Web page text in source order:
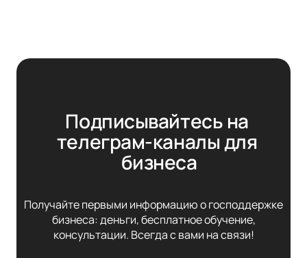
Подписывайтесь на
телеграм-каналы для
бизнеса
Получайте первыми информацию о господдержке
бизнеса: деньги, бесплатное обучение,
консультации. Всегда с вами на связи!